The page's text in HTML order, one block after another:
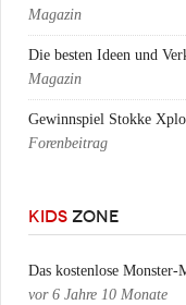
Magazin
Die besten Ideen und
Magazin
Gewinnspiel Stokke
Forenbeitrag
KIDS ZONE
Das kostenlose
vor 6 Jahre 10 Monate